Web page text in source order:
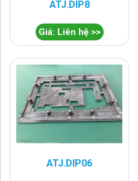
ATJ.DIP8
Giá: Liên hệ >>
ATJ.DIP06